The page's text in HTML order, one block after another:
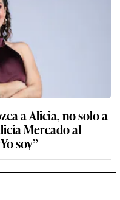
a Alicia, no solo a
Mercado al
soy”